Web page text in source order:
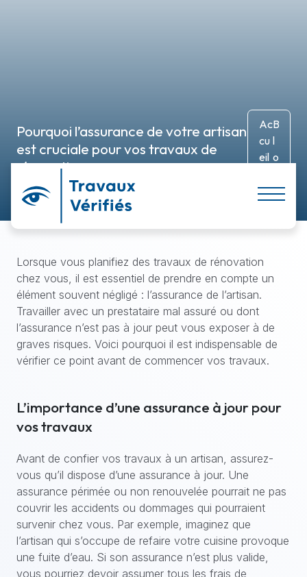
PARTICULIER
ENTREPRISE
GPTO – POUR VOUS AIDER !
CONTACT
Pourquoi l’assurance de votre artisan
est cruciale pour vos travaux de
rénovation
Ac
cu
eil
B
l
o
Lorsque vous planifiez des travaux de rénovation
chez vous, il est essentiel de prendre en compte un
élément souvent négligé : l’assurance de l’artisan.
Travailler avec un prestataire mal assuré ou dont
l’assurance n’est pas à jour peut vous exposer à de
graves risques. Voici pourquoi il est indispensable de
vérifier ce point avant de commencer vos travaux.
L’importance d’une assurance à jour pour
vos travaux
Avant de confier vos travaux à un artisan, assurez-
vous qu’il dispose d’une assurance à jour. Une
assurance périmée ou non renouvelée pourrait ne pas
couvrir les accidents ou dommages qui pourraient
survenir chez vous. Par exemple, imaginez que
l’artisan qui s’occupe de refaire votre cuisine provoque
une fuite d’eau. Si son assurance n’est plus valide,
vous pourriez devoir assumer tous les frais de